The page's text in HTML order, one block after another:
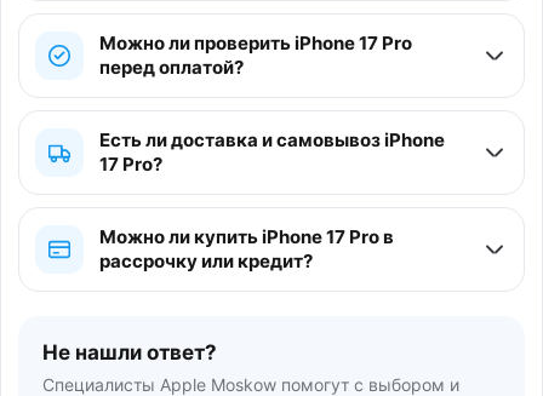
Можно ли проверить iPhone 17 Pro
перед оплатой?
Есть ли доставка и самовывоз iPhone
17 Pro?
Можно ли купить iPhone 17 Pro в
рассрочку или кредит?
Не нашли ответ?
Специалисты Apple Moskow помогут с выбором и